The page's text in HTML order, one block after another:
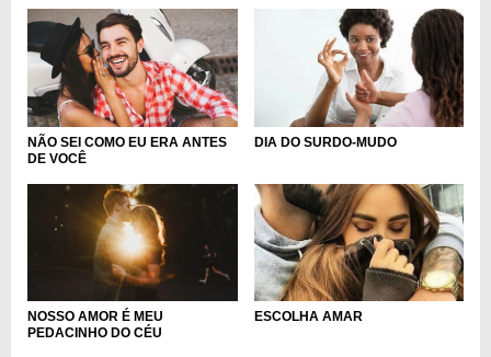
NÃO SEI COMO EU ERA ANTES
DE VOCÊ
DIA DO SURDO-MUDO
NOSSO AMOR É MEU
PEDACINHO DO CÉU
ESCOLHA AMAR